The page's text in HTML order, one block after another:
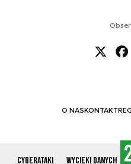
Cyberataki Wycieki danych
O NASKONTAKT